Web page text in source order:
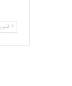
قبلی